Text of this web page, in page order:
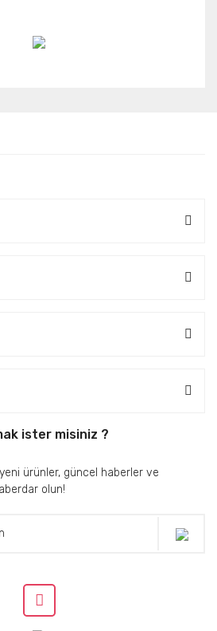
ister misiniz ?
ürünler, güncel haberler ve
olun!